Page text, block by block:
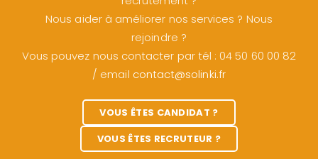
indépendant en recrutement :…
https://t.co/penKU07MlL
9 years ago
VOUS AVEZ UNE QUESTION ?
VOUS CHERCHEZ À RECRUTER
POUR VOTRE ENTREPRISE ?
recrutement ?
Nous aider à améliorer nos services ? Nous
rejoindre ?